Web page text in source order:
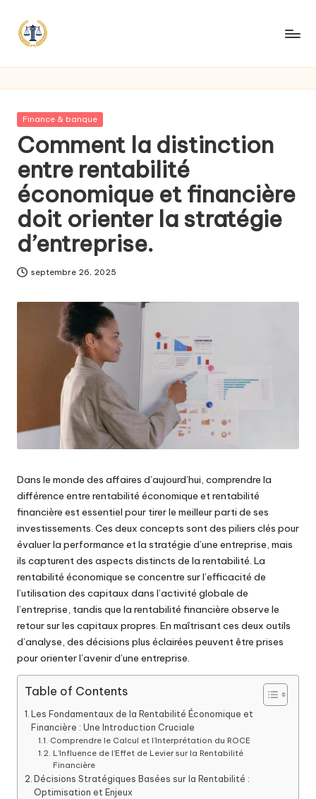
Posted
Finance & banque
Comment la distinction
entre rentabilité
économique et financière
doit orienter la stratégie
d’entreprise.
septembre 26, 2025
Dans le monde des affaires d’aujourd’hui, comprendre la
différence entre rentabilité économique et rentabilité
financière est essentiel pour tirer le meilleur parti de ses
investissements. Ces deux concepts sont des piliers clés pour
évaluer la performance et la stratégie d’une entreprise, mais
ils capturent des aspects distincts de la rentabilité. La
rentabilité économique se concentre sur l’efficacité de
l’utilisation des capitaux dans l’activité globale de
l’entreprise, tandis que la rentabilité financière observe le
retour sur les capitaux propres. En maîtrisant ces deux outils
d’analyse, des décisions plus éclairées peuvent être prises
pour orienter l’avenir d’une entreprise.
Table of Contents
Les Fondamentaux de la Rentabilité Économique et
Financière : Une Introduction Cruciale
Comprendre le Calcul et l’Interprétation du ROCE
L’Influence de l’Effet de Levier sur la Rentabilité
Financière
Décisions Stratégiques Basées sur la Rentabilité :
Optimisation et Enjeux